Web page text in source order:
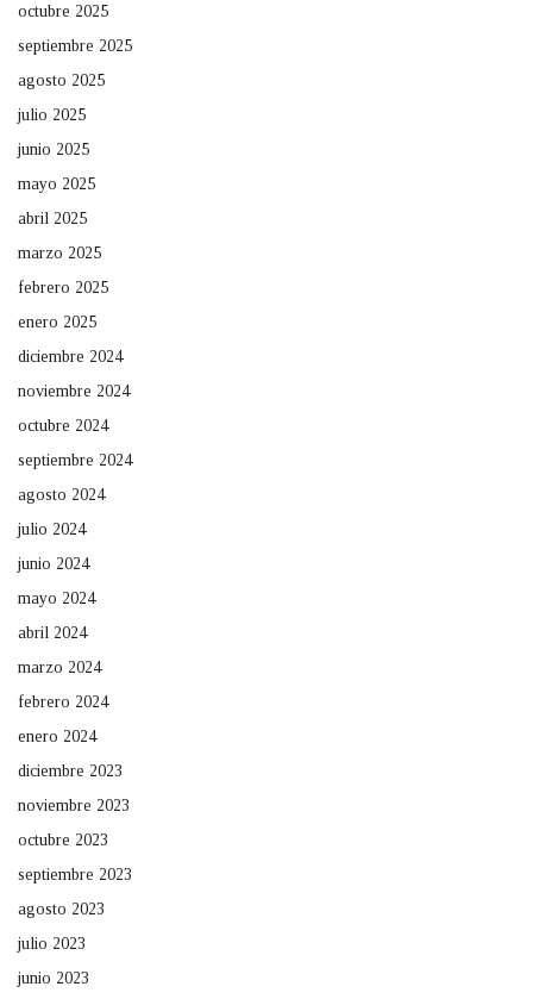
octubre 2025
septiembre 2025
agosto 2025
julio 2025
junio 2025
mayo 2025
abril 2025
marzo 2025
febrero 2025
enero 2025
diciembre 2024
noviembre 2024
octubre 2024
septiembre 2024
agosto 2024
julio 2024
junio 2024
mayo 2024
abril 2024
marzo 2024
febrero 2024
enero 2024
diciembre 2023
noviembre 2023
octubre 2023
septiembre 2023
agosto 2023
julio 2023
junio 2023